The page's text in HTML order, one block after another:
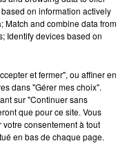
on information actively
Match and combine data from
Identify devices based on
et fermer", ou affiner en
dans "Gérer mes choix".
sur "Continuer sans
que pour ce site. Vous
consentement à tout
en bas de chaque page.